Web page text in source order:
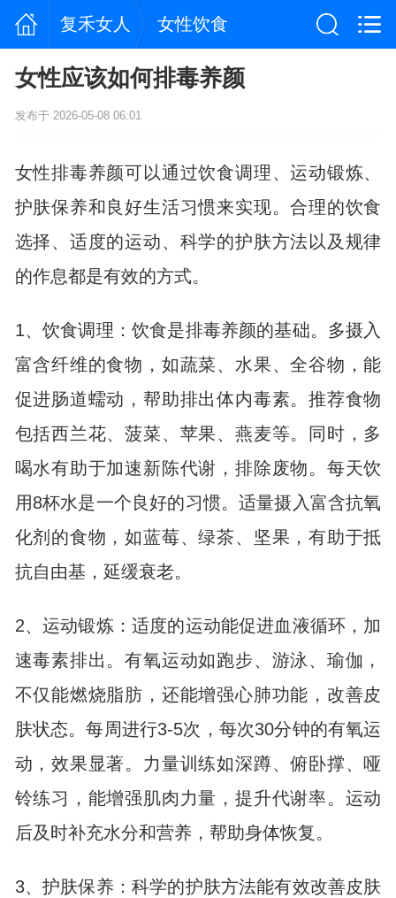
复禾女人 女性饮食
女性应该如何排毒养颜
发布于 2026-05-08 06:01
女性排毒养颜可以通过饮食调理、运动锻炼、
护肤保养和良好生活习惯来实现。合理的饮食
选择、适度的运动、科学的护肤方法以及规律
的作息都是有效的方式。
1、饮食调理：饮食是排毒养颜的基础。多摄入
富含纤维的食物，如蔬菜、水果、全谷物，能
促进肠道蠕动，帮助排出体内毒素。推荐食物
包括西兰花、菠菜、苹果、燕麦等。同时，多
喝水有助于加速新陈代谢，排除废物。每天饮
用8杯水是一个良好的习惯。适量摄入富含抗氧
化剂的食物，如蓝莓、绿茶、坚果，有助于抵
抗自由基，延缓衰老。
2、运动锻炼：适度的运动能促进血液循环，加
速毒素排出。有氧运动如跑步、游泳、瑜伽，
不仅能燃烧脂肪，还能增强心肺功能，改善皮
肤状态。每周进行3-5次，每次30分钟的有氧运
动，效果显著。力量训练如深蹲、俯卧撑、哑
铃练习，能增强肌肉力量，提升代谢率。运动
后及时补充水分和营养，帮助身体恢复。
3、护肤保养：科学的护肤方法能有效改善皮肤